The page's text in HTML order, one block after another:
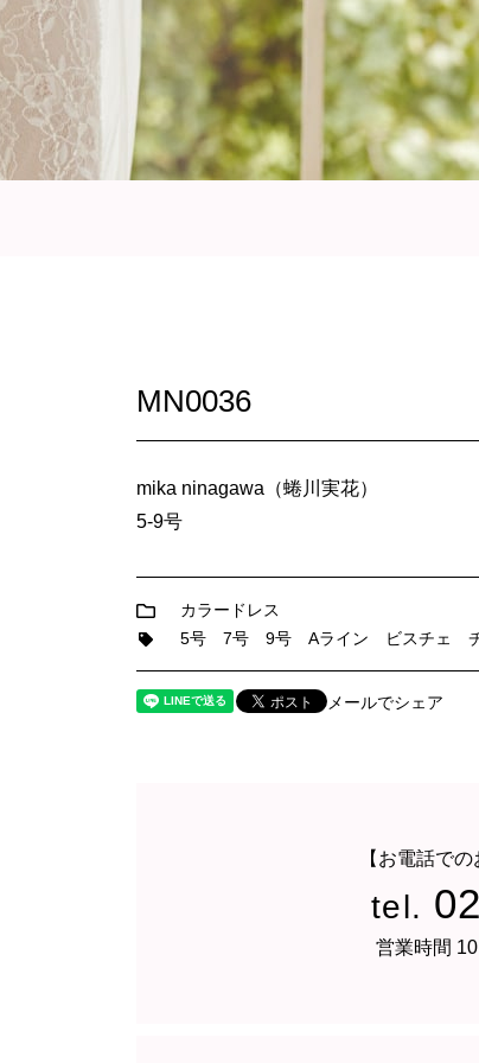
MN0036
mika ninagawa（蜷川実花）
5-9号
カラードレス
5号
7号 9号 Aライン ビスチェ
メールでシェア
【お電話で
tel.
営業時間